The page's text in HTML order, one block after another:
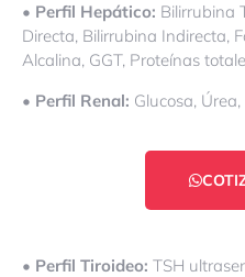
• Perfil Hepático: Bilirrubina
Directa, Bilirrubina Indirecta,
Alcalina, GGT, Proteínas
• Perfil Renal: Glucosa,
• Perfil Tiroideo: TSH